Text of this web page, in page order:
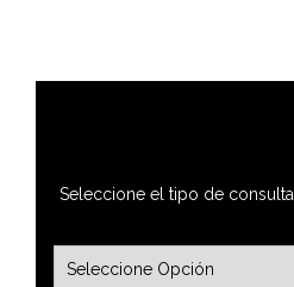
Seleccione el tipo de consulta